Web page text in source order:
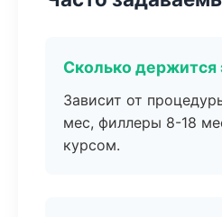
Сколько держится
Зависит от
мес, филлеры 8-18
курсом.